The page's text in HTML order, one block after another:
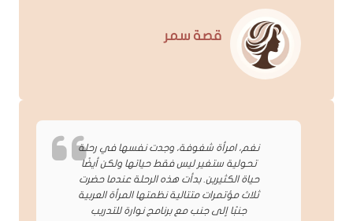
قصة سمر
نغم، امرأة شغوفة، وجدت نفسها في رحلة
تحولية ستغير ليس فقط حياتها ولكن أيضًا
حياة الكثيرين. بدأت هذه الرحلة عندما حضرت
ثلاث مؤتمرات متتالية نظمتها المرأة العربية
جنبًا إلى جنب مع برنامج نوارة للتدريب